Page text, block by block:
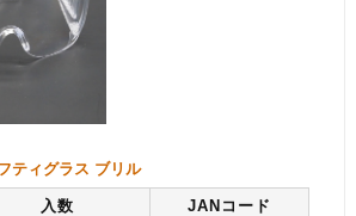
ティグラス ブリル
入数
JANコード